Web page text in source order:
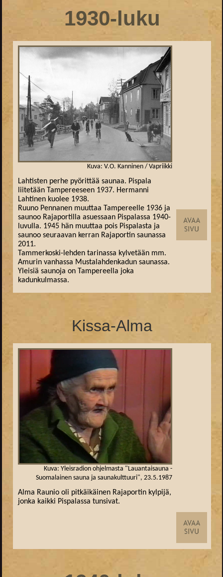
1930-luku
Kuva: V.O. Kanninen / Vapriikki
Lahtisten perhe pyörittää saunaa. Pispala
liitetään Tampereeseen 1937. Hermanni
Lahtinen kuolee 1938.
Ruuno Pennanen muuttaa Tampereelle 1936 ja
saunoo Rajaportilla asuessaan Pispalassa 1940-
luvulla. 1945 hän muuttaa pois Pispalasta ja
saunoo seuraavan kerran Rajaportin saunassa
2011.
Tammerkoski-lehden tarinassa kylvetään mm.
Amurin vanhassa Mustalahdenkadun saunassa.
Yleisiä saunoja on Tampereella joka
kadunkulmassa.
Kissa-Alma
Kuva: Yleisradion ohjelmasta "Lauantaisauna -
Suomalainen sauna ja saunakulttuuri", 23.5.1987
Alma Raunio oli pitkäikäinen Rajaportin kylpijä,
jonka kaikki Pispalassa tunsivat.